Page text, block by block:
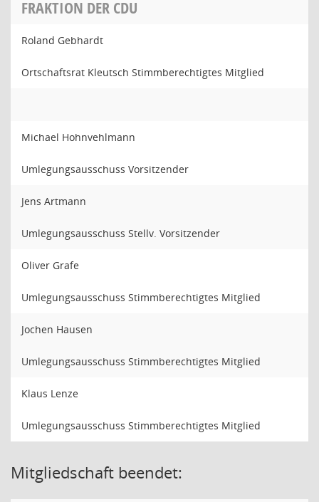
FRAKTION DER CDU
Roland Gebhardt
Ortschaftsrat Kleutsch Stimmberechtigtes Mitglied
Michael Hohnvehlmann
Umlegungsausschuss Vorsitzender
Jens Artmann
Umlegungsausschuss Stellv. Vorsitzender
Oliver Grafe
Umlegungsausschuss Stimmberechtigtes Mitglied
Jochen Hausen
Umlegungsausschuss Stimmberechtigtes Mitglied
Klaus Lenze
Umlegungsausschuss Stimmberechtigtes Mitglied
Mitgliedschaft beendet: